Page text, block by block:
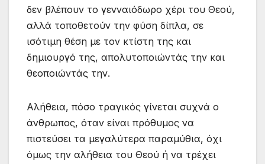
δεν βλέπουν το γενναιόδωρο χέρι του Θεού,
αλλά τοποθετούν την φύση δίπλα, σε
ισότιμη θέση με τον κτίστη της και
δημιουργό της, απολυτοποιώντάς την και
θεοποιώντάς την.
Αλήθεια, πόσο τραγικός γίνεται συχνά ο
άνθρωπος, όταν είναι πρόθυμος να
πιστεύσει τα μεγαλύτερα παραμύθια, όχι
όμως την αλήθεια του Θεού ή να τρέχει